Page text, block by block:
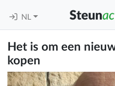
NL
Het is om een
kopen